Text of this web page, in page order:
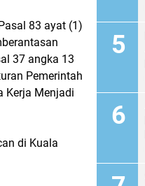
83 ayat (1)
37 angka 13
Pemerintah
Kerja Menjadi
di Kuala